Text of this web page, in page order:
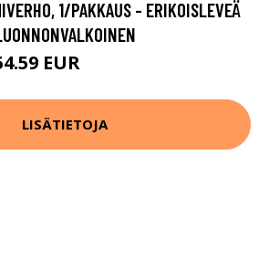
1/PAKKAUS - ERIKOISLEVEÄ
EUR
LISÄTIETOJA